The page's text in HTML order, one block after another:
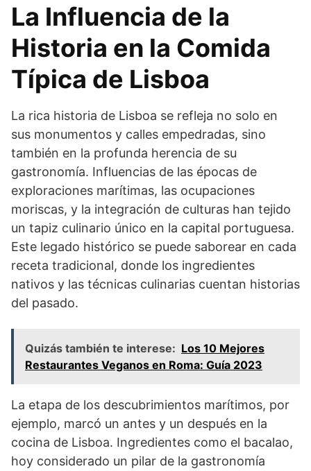
La Influencia de la
Historia en la Comida
Típica de Lisboa
La rica historia de Lisboa se refleja no solo en
sus monumentos y calles empedradas, sino
también en la profunda herencia de su
gastronomía. Influencias de las épocas de
exploraciones marítimas, las ocupaciones
moriscas, y la integración de culturas han tejido
un tapiz culinario único en la capital portuguesa.
Este legado histórico se puede saborear en cada
receta tradicional, donde los ingredientes
nativos y las técnicas culinarias cuentan historias
del pasado.
Quizás también te interese: Los 10 Mejores
Restaurantes Veganos en Roma: Guía 2023
La etapa de los descubrimientos marítimos, por
ejemplo, marcó un antes y un después en la
cocina de Lisboa. Ingredientes como el bacalao,
hoy considerado un pilar de la gastronomía